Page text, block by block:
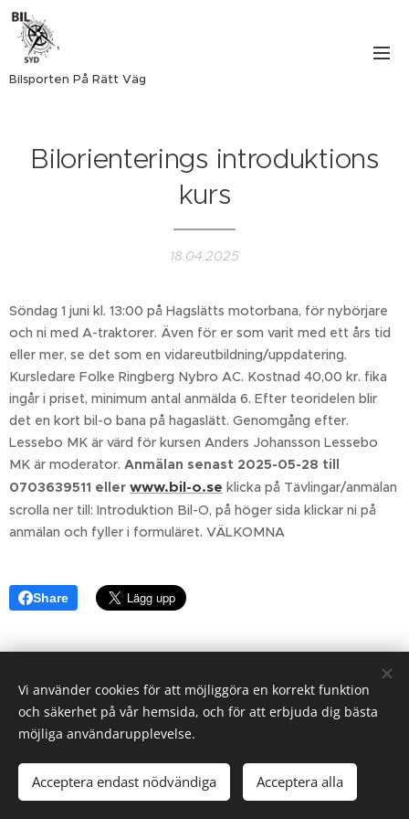
Bilsporten På Rätt Väg
Bilorienterings introduktions
kurs
18.04.2025
Söndag 1 juni kl. 13:00 på Hagslätts motorbana, för nybörjare
och ni med A-traktorer. Även för er som varit med ett års tid
eller mer, se det som en vidareutbildning/uppdatering.
Kursledare Folke Ringberg Nybro AC. Kostnad 40,00 kr. fika
ingår i priset, minimum antal anmälda 6. Efter teoridelen blir
det en kort bil-o bana på hagaslätt. Genomgång efter.
Lessebo MK är värd för kursen Anders Johansson Lessebo
MK är moderator. Anmälan senast 2025-05-28 till
0703639511 eller www.bil-o.se klicka på Tävlingar/anmälan
scrolla ner till: Introduktion Bil-O, på höger sida klickar ni på
anmälan och fyller i formuläret. VÄLKOMNA
Share
Webnode
Vi använder cookies för att möjliggöra en korrekt funktion
och säkerhet på vår hemsida, och för att erbjuda dig bästa
möjliga användarupplevelse.
Acceptera endast nödvändiga Acceptera alla